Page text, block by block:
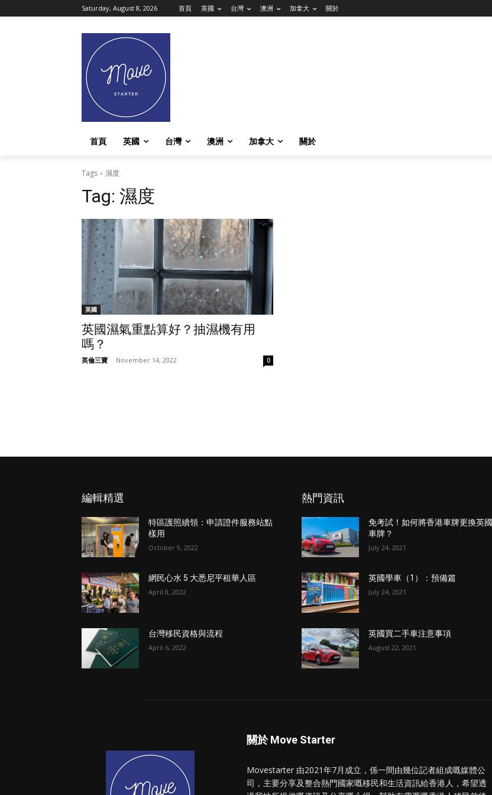
Saturday, August 8, 2026 首頁 英國 台灣 澳洲 加拿大 關於
首頁 英國 台灣 澳洲 加拿大 關於
Tags 濕度
Tag: 濕度
英國
英國濕氣重點算好？抽濕機有用
嗎？
英倫三寶 - November 14, 2022 0
編輯精選
特區護照續領：申請證件服務站點
樣用
October 9, 2022
網民心水 5 大悉尼平租華人區
April 8, 2022
台灣移民資格與流程
April 6, 2022
熱門資訊
免考試！如何將香港車牌更換英國
車牌？
July 24, 2021
英國學車（1）：預備篇
July 24, 2021
英國買二手車注意事項
August 22, 2021
關於 Move Starter
Movestarter 由2021年7月成立，係一間由幾位記者組成嘅媒體公
司，主要分享及整合熱門國家嘅移民和生活資訊給香港人，希望透